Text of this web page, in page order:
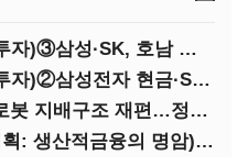
[IB토마토](반도체 메가투자)③삼성·SK, 호남 동시 출격…인력·협력사 쟁탈전
[IB토마토](반도체 메가투자)②삼성전자 현금·SDI 차입…엇갈린 2655조 투자체력
[IB토마토]현대차그룹, 로봇 지배구조 재편…정의선 1245억 추가 투입 유력
[IB토마토](창간7주년 기획: 생산적금융의 명암)③선택받은 산업, 커진 자금격차